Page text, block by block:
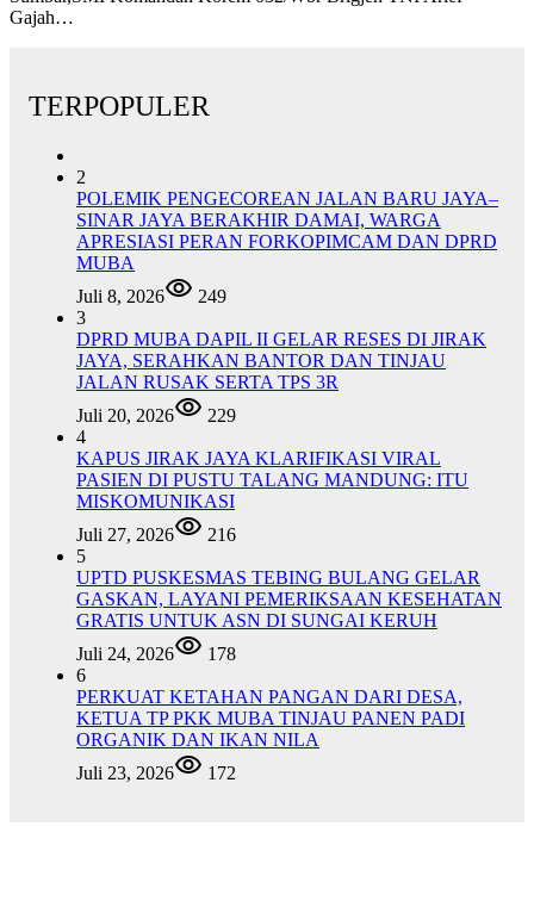
Gajah…
TERPOPULER
2
POLEMIK PENGECOREAN JALAN BARU JAYA–
SINAR JAYA BERAKHIR DAMAI, WARGA
APRESIASI PERAN FORKOPIMCAM DAN DPRD
MUBA
Juli 8, 2026
249
3
DPRD MUBA DAPIL II GELAR RESES DI JIRAK
JAYA, SERAHKAN BANTOR DAN TINJAU
JALAN RUSAK SERTA TPS 3R
Juli 20, 2026
229
4
KAPUS JIRAK JAYA KLARIFIKASI VIRAL
PASIEN DI PUSTU TALANG MANDUNG: ITU
MISKOMUNIKASI
Juli 27, 2026
216
5
UPTD PUSKESMAS TEBING BULANG GELAR
GASKAN, LAYANI PEMERIKSAAN KESEHATAN
GRATIS UNTUK ASN DI SUNGAI KERUH
Juli 24, 2026
178
6
PERKUAT KETAHAN PANGAN DARI DESA,
KETUA TP PKK MUBA TINJAU PANEN PADI
ORGANIK DAN IKAN NILA
Juli 23, 2026
172